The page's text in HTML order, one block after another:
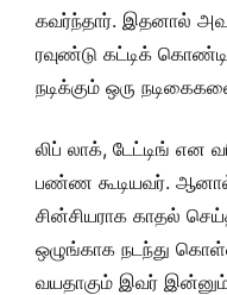
கவர்ந்தார். இதனால்
ரவுண்டு கட்டிக்
நடிக்கும் ஒரு
லிப் லாக், டேட்டிங் என
பண்ண கூடியவர். ஆனால்
சின்சியராக காதல்
ஒழுங்காக நடந்து
வயதாகும் இவர்